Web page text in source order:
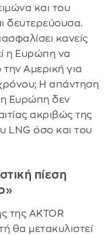
και του
δευτερεύουσα.
κανείς
η Ευρώπη να
Αμερική για
Η απάντηση
η Ευρώπη δεν
ακριβώς της
LNG όσο και του
πίεση
της AKTOR
θα μετακυλιστεί